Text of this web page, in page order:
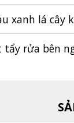
xanh lá cây
rửa bên